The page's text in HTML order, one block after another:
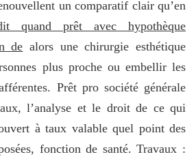
un comparatif clair qu’en
quand prêt avec hypothèque
de alors une chirurgie esthétique
plus proche ou embellir les
Prêt pro société générale
l’analyse et le droit de ce qui
à taux valable quel point des
fonction de santé. Travaux :